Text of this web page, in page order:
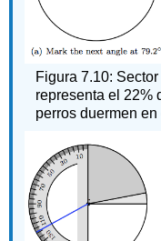
Figura 7.10:
representa el 22%
perros duermen